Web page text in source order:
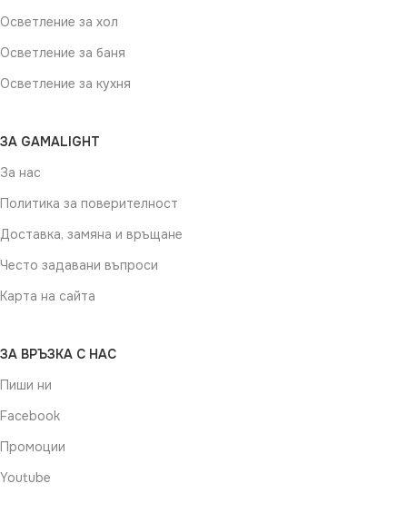
Осветление за хол
Осветление за баня
Осветление за кухня
ЗА GAMALIGHT
За нас
Политика за поверителност
Доставка, замяна и връщане
Често задавани въпроси
Карта на сайта
ЗА ВРЪЗКА С НАС
Пиши ни
Facebook
Промоции
Youtube